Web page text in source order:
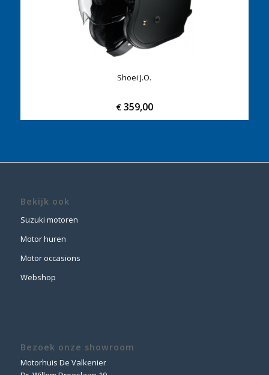
Shoei J.O.
€359,00
Bekijk ook
Suzuki motoren
Motor huren
Motor occasions
Webshop
Bezoek onze showroom
Motorhuis De Valkenier